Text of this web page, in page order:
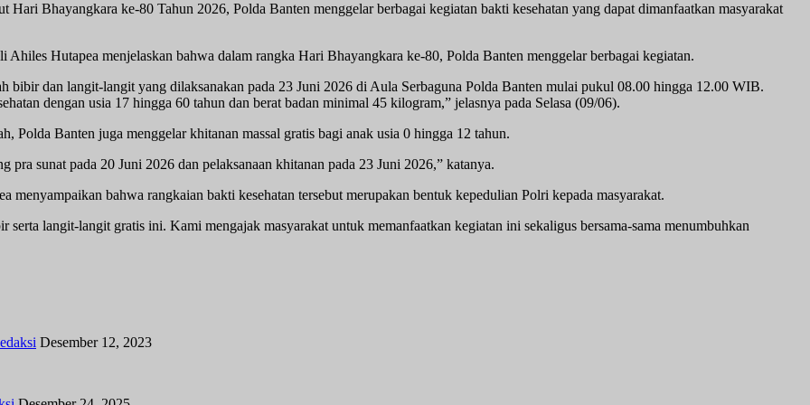
Hari Bhayangkara ke-80 Tahun 2026, Polda Banten menggelar berbagai kegiatan bakti kesehatan yang dapat dimanfaatkan masyarakat
Hutapea menjelaskan bahwa dalam rangka Hari Bhayangkara ke-80, Polda Banten menggelar berbagai kegiatan.
bibir dan langit-langit yang dilaksanakan pada 23 Juni 2026 di Aula Serbaguna Polda Banten mulai pukul 08.00 hingga 12.00 WIB.
dengan usia 17 hingga 60 tahun dan berat badan minimal 45 kilogram,” jelasnya pada Selasa (09/06).
Polda Banten juga menggelar khitanan massal gratis bagi anak usia 0 hingga 12 tahun.
sunat pada 20 Juni 2026 dan pelaksanaan khitanan pada 23 Juni 2026,” katanya.
bahwa rangkaian bakti kesehatan tersebut merupakan bentuk kepedulian Polri kepada masyarakat.
langit-langit gratis ini. Kami mengajak masyarakat untuk memanfaatkan kegiatan ini sekaligus bersama-sama menumbuhkan
Desember 12, 2023